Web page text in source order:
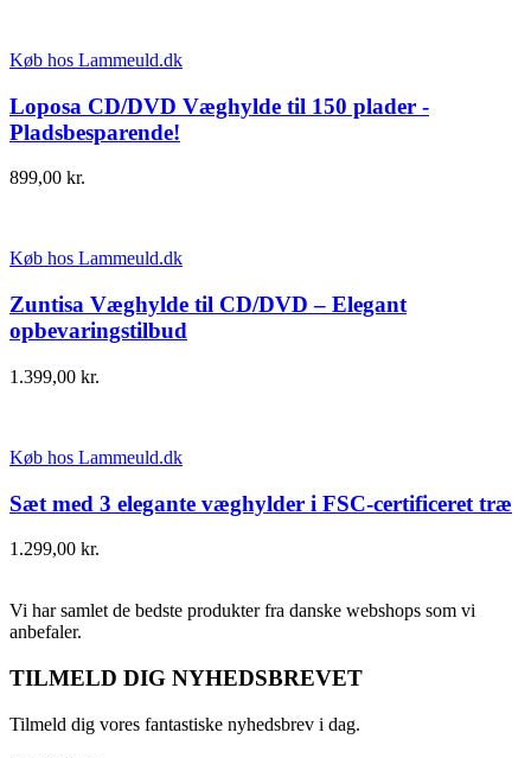
Køb hos Lammeuld.dk
Loposa CD/DVD Væghylde til 150 plader -
Pladsbesparende!
899,00 kr.
Køb hos Lammeuld.dk
Zuntisa Væghylde til CD/DVD – Elegant
opbevaringstilbud
1.399,00 kr.
Køb hos Lammeuld.dk
Sæt med 3 elegante væghylder i FSC-certificeret træ
1.299,00 kr.
Vi har samlet de bedste produkter fra danske webshops som vi
anbefaler.
TILMELD DIG NYHEDSBREVET
Tilmeld dig vores fantastiske nyhedsbrev i dag.